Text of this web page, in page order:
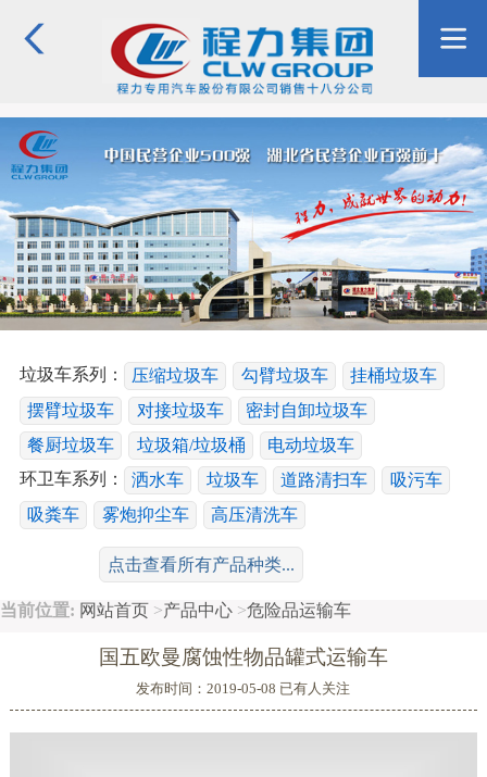
垃圾车系列： 压缩垃圾车 勾臂垃圾车
挂桶垃圾车
摆臂垃圾车
对接垃圾车
密封自卸垃圾车
餐厨垃圾车
垃圾箱/垃圾桶
电动垃圾车
环卫车系列：
洒水车 垃圾车 道路清扫车
吸污车
吸粪车
雾炮抑尘车
高压清洗车
工程运输系列： 冷藏车 随车吊 平板车
散装饲料车
搅拌车
鲜奶运输车
特种车系列： 消防车 高空作业车 广告车
移动电源车
救护车 沥青洒布车
油罐车
点击查看所有产品种类...
当前位置: 网站首页 >产品中心 >危险品运输车
国五欧曼腐蚀性物品罐式运输车
发布时间：2019-05-08 已有 人关注